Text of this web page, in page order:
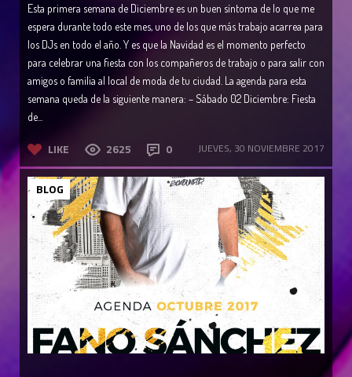
Esta primera semana de Diciembre es un buen síntoma de lo que me
espera durante todo este mes, uno de los que más trabajo acarrea para
los DJs en todo el año. Y es que la Navidad es el momento perfecto
para celebrar una fiesta con los compañeros de trabajo o para salir con
amigos o familia al local de moda de tu ciudad. La agenda para esta
semana queda de la siguiente manera: – Sábado 02 Diciembre: Fiesta
de...
LIKE 2625 0 JUEVES, 30 NOVIEMBRE 2017
BLOG